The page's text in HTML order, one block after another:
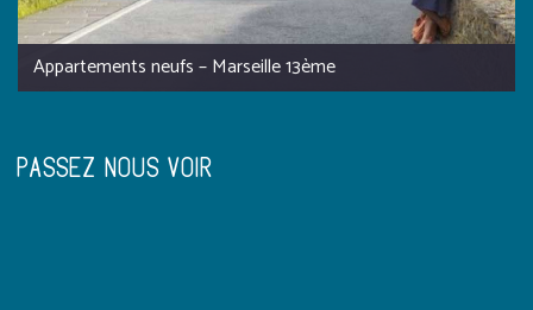
Appartements neufs – Marseille 13ème
PASSEZ NOUS VOIR